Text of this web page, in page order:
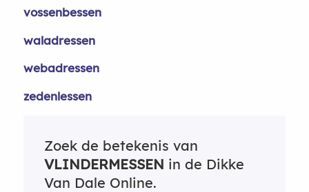
vossenbessen
waladressen
webadressen
zedenlessen
Zoek de betekenis van
VLINDERMESSEN in de Dikke
Van Dale Online.